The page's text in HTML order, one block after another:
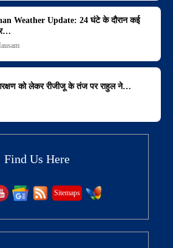
Weather Update: 24 घंटे के दौरान कई
को लेकर रीजीजू के तंज पर राहुल ने…
Find Us Here
Sitemaps